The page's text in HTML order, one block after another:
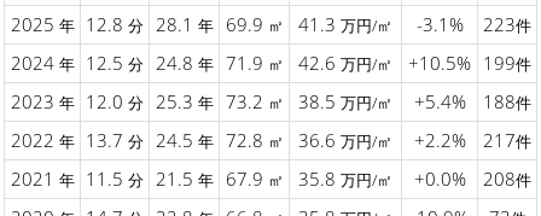
2025 年 12.8 分 28.1 年 69.9 ㎡ 41.3 万円/㎡ -3.1% 223件
2024 年 12.5 分 24.8 年 71.9 ㎡ 42.6 万円/㎡ +10.5% 199件
2023 年 12.0 分 25.3 年 73.2 ㎡ 38.5 万円/㎡ +5.4% 188件
2022 年 13.7 分 24.5 年 72.8 ㎡ 36.6 万円/㎡ +2.2% 217件
2021 年 11.5 分 21.5 年 67.9 ㎡ 35.8 万円/㎡ +0.0% 208件